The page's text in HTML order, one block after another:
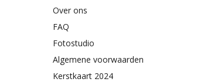
Over ons
FAQ
Fotostudio
Algemene voorwaarden
Kerstkaart 2024